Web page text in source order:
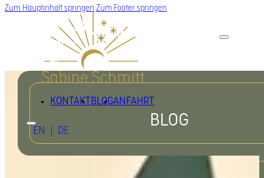
Zum Hauptinhalt springen Zum Footer springen
KONTAKT BLOGANFAHRT
EN DE
BLOG